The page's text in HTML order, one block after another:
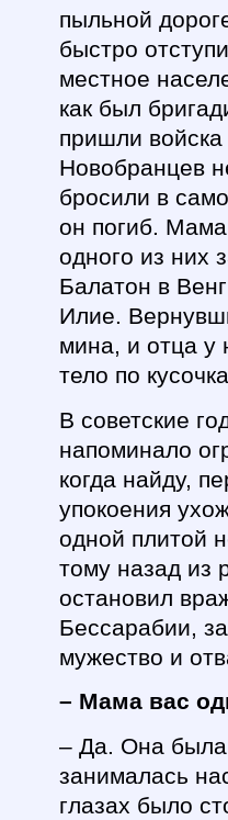
пыльной
быстро
местное
как был
пришли
Новобранцев
бросили в
он погиб.
одного из них
Балатон в
Илие.
мина, и отца у
тело по
В советские
напоминало
когда найду,
упокоения
одной плитой
тому назад из
остановил
Бессарабии,
мужество и
– Мама вас
– Да. Она была
занималась
глазах было